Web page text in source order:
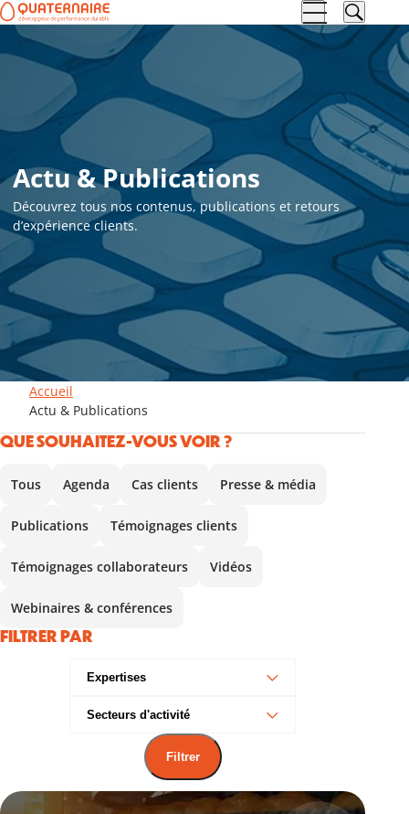
Aller à la
navigation
Aller au
contenu
Actu & Publications
Découvrez tous nos contenus, publications et retours
d’expérience clients.
Accueil
Actu & Publications
QUE SOUHAITEZ-VOUS VOIR ?
Tous Agenda Cas clients Presse & média
Publications Témoignages clients
Témoignages collaborateurs Vidéos
Webinaires & conférences
FILTRER PAR
Expertises
Secteurs d'activité
Filtrer